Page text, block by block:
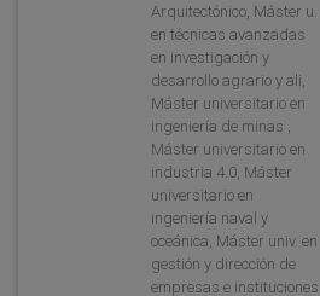
Arquitectónico, Máster u.
en técnicas avanzadas
en investigación y
desarrollo agrario y ali,
Máster universitario en
ingeniería de minas ,
Máster universitario en
industria 4.0, Máster
universitario en
ingeniería naval y
oceánica, Máster univ. en
gestión y dirección de
empresas e instituciones